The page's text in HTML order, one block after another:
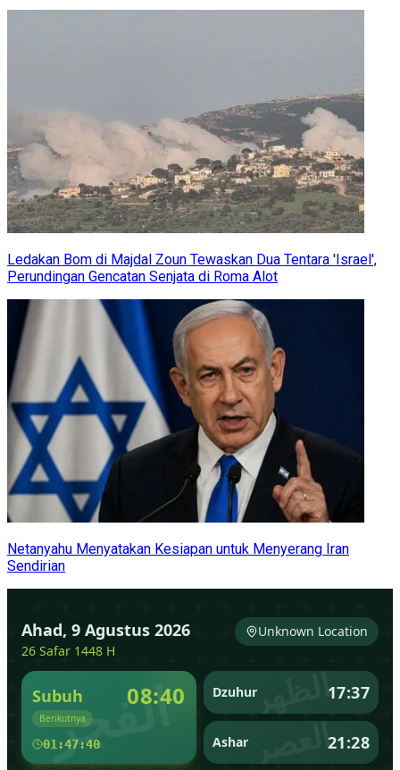
Ledakan Bom di Majdal Zoun Tewaskan Dua Tentara 'Israel',
Perundingan Gencatan Senjata di Roma Alot
Netanyahu Menyatakan Kesiapan untuk Menyerang Iran
Sendirian